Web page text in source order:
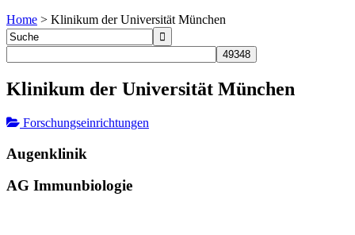
Home > Klinikum der Universität München
Klinikum der Universität München
Forschungseinrichtungen
Augenklinik
AG Immunbiologie